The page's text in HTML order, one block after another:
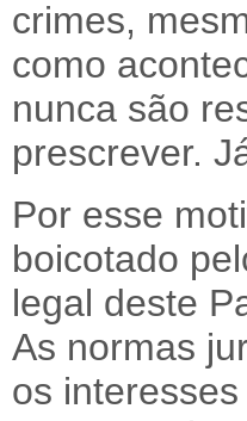
crimes,
como
nunca são
prescrever.
Por esse
boicotado
legal deste
As normas
os